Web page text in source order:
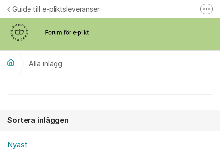
Hoppa till innehåll
Guide till e-pliktsleveranser
Alla inlägg
Sortera inläggen
Nyast